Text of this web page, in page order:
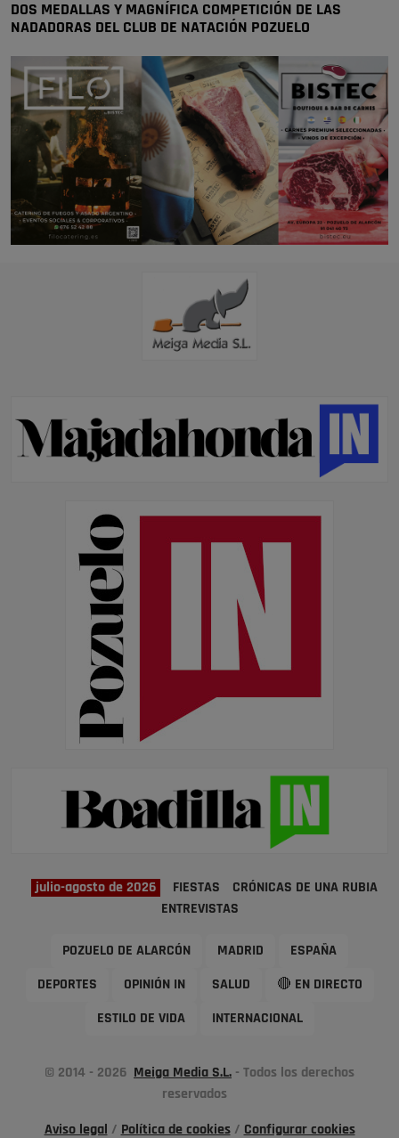
DOS MEDALLAS Y MAGNÍFICA COMPETICIÓN DE LAS
NADADORAS DEL CLUB DE NATACIÓN POZUELO
julio-agosto de 2026 FIESTAS
CRÓNICAS DE UNA RUBIA
ENTREVISTAS
POZUELO DE ALARCÓN MADRID ESPAÑA
DEPORTES OPINIÓN IN SALUD 🔴 EN DIRECTO
ESTILO DE VIDA INTERNACIONAL
© 2014 - 2026 Meiga Media S.L. - Todos los derechos
reservados
Aviso legal / Política de cookies/ Configurar cookies